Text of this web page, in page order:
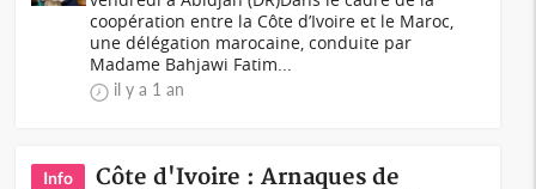
coopération entre la Côte d’Ivoire et le Maroc,
une délégation marocaine, conduite par
Madame Bahjawi Fatim...
il y a 1 an
Info
Côte d'Ivoire : Arnaques de